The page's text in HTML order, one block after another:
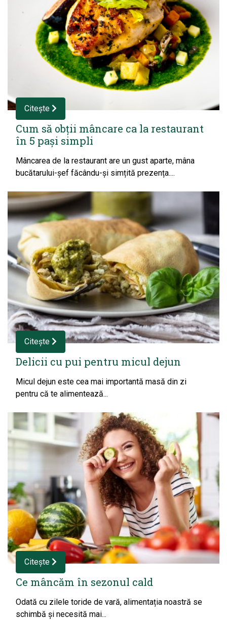
Citește
Cum să obții mâncare ca la restaurant
în 5 pași simpli
Mâncarea de la restaurant are un gust aparte, mâna
bucătarului-șef făcându-și simțită prezența....
Citește
Delicii cu pui pentru micul dejun
Micul dejun este cea mai importantă masă din zi
pentru că te alimentează...
Citește
Ce mâncăm în sezonul cald
Odată cu zilele toride de vară, alimentația noastră se
schimbă și necesită mai...